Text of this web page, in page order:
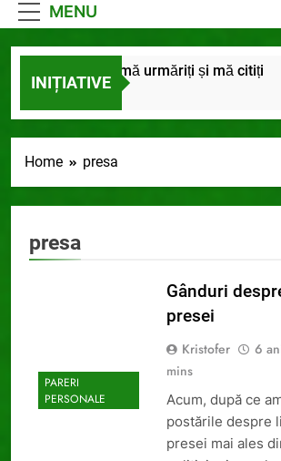
MENU
INIȚIATIVE
către cei care mă urmăriți și mă citiți
Home presa
presa
PARERI
PERSONALE
Gânduri
presei
Kristofer 6
mins
Acum, după ce
postările despre
presei mai ales